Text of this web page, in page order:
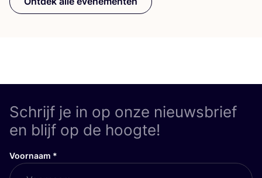
Schrijf je in op onze nieuwsbrief
en blijf op de hoogte!
Voornaam *